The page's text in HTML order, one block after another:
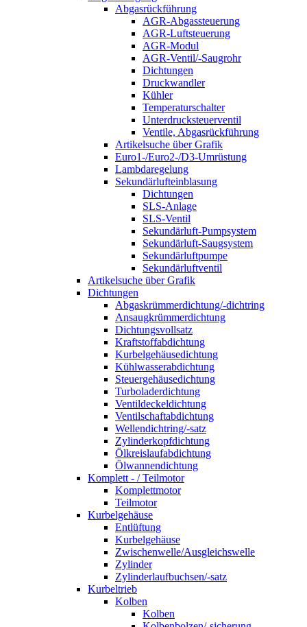
Abgasrückführung
AGR-Abgassteuerung
AGR-Luftsteuerung
AGR-Modul
AGR-Ventil/-Saugrohr
Dichtungen
Druckwandler
Kühler
Temperaturschalter
Unterdrucksteuerventil
Ventile, Abgasrückführung
Artikelsuche über Grafik
Euro1-/Euro2-/D3-Umrüstung
Lambdaregelung
Sekundärlufteinblasung
Dichtungen
SLS-Anlage
SLS-Ventil
Sekundärluft-Pumpsystem
Sekundärluft-Saugsystem
Sekundärluftpumpe
Sekundärluftventil
Artikelsuche über Grafik
Dichtungen
Abgaskrümmerdichtung/-dichtring
Ansaugkrümmerdichtung
Dichtungsvollsatz
Kraftstoffabdichtung
Kurbelgehäusedichtung
Kühlwasserabdichtung
Steuergehäusedichtung
Turboladerdichtung
Ventildeckeldichtung
Ventilschaftabdichtung
Wellendichtring/-satz
Zylinderkopfdichtung
Ölkreislaufabdichtung
Ölwannendichtung
Komplett - / Teilmotor
Komplettmotor
Teilmotor
Kurbelgehäuse
Entlüftung
Kurbelgehäuse
Zwischenwelle/Ausgleichswelle
Zylinder
Zylinderlaufbuchsen/-satz
Kurbeltrieb
Kolben
Kolben